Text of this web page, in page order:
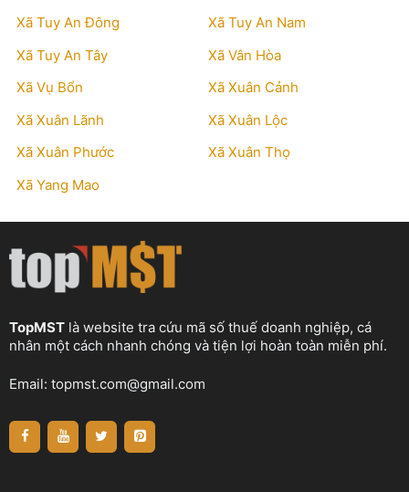
Xã Tuy An Đông
Xã Tuy An Nam
Xã Tuy An Tây
Xã Vân Hòa
Xã Vụ Bổn
Xã Xuân Cảnh
Xã Xuân Lãnh
Xã Xuân Lộc
Xã Xuân Phước
Xã Xuân Thọ
Xã Yang Mao
TopMST là website tra cứu mã số thuế doanh nghiệp, cá
nhân một cách nhanh chóng và tiện lợi hoàn toàn miễn phí.
Email: topmst.com@gmail.com